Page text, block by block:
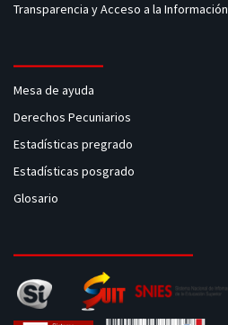
Transparencia y Acceso a la Información
Mesa de ayuda
Derechos Pecuniarios
Estadísticas pregrado
Estadísticas posgrado
Glosario